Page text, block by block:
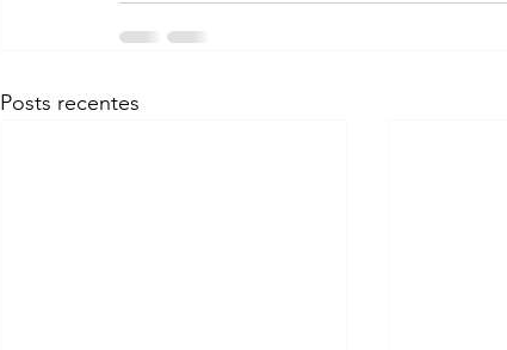
Posts recentes